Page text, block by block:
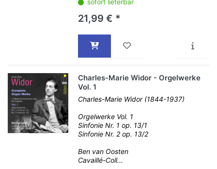
21,99 € *
Charles-Marie Widor - Orgelwerke
Vol. 1
Charles-Marie Widor (1844-1937)
Orgelwerke Vol. 1
Sinfonie Nr. 1 op. 13/1
Sinfonie Nr. 2 op. 13/2
Ben van Oosten
Cavaillé-Coll...